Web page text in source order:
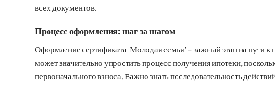
всех документов.
Процесс оформления: шаг за шагом
Оформление сертификата ‘Молодая семья’ – важный этап на пути к
может значительно упростить процесс получения ипотеки,
первоначального взноса. Важно знать последовательность